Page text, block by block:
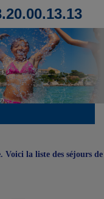
Voici la liste des séjours de